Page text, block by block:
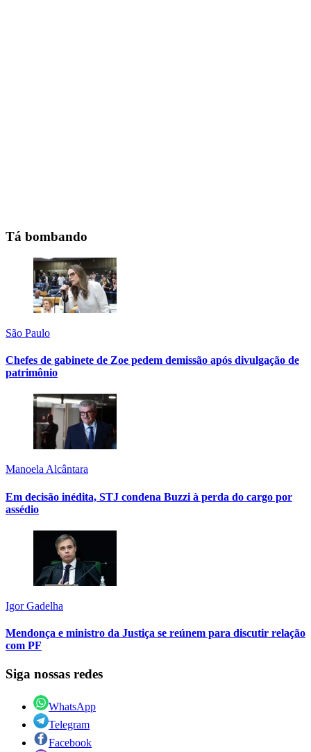
Tá bombando
São Paulo
Chefes de gabinete de Zoe pedem demissão após divulgação de
patrimônio
Manoela Alcântara
Em decisão inédita, STJ condena Buzzi à perda do cargo por
assédio
Igor Gadelha
Mendonça e ministro da Justiça se reúnem para discutir relação
com PF
Siga nossas redes
WhatsApp
Telegram
Facebook